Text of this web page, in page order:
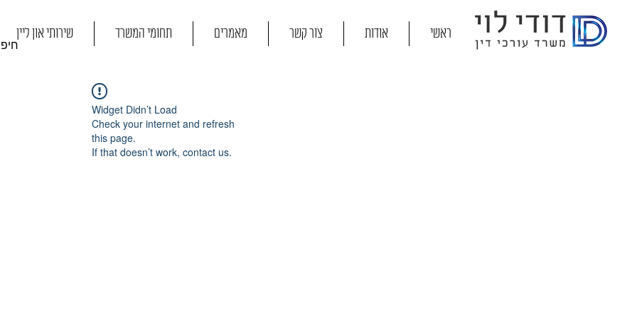
שירותי און ליין תחומי המשרד מאמרים צור קשר אודות ראשי
Widget Didn’t Load
Check your internet and refresh
this page.
If that doesn’t work, contact us.